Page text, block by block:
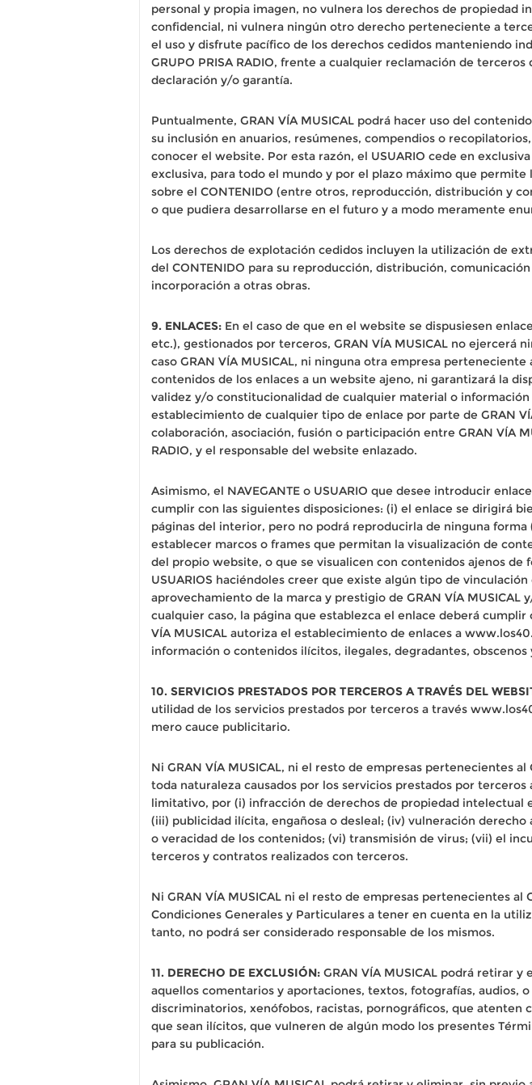
personal y propia imagen, no vulnera los derechos de
confidencial, ni vulnera ningún otro derecho perteneciente a
el uso y disfrute pacífico de los derechos cedidos manteniendo
GRUPO PRISA RADIO, frente a cualquier reclamación de
declaración y/o garantía.
Puntualmente, GRAN VÍA MUSICAL podrá hacer uso del
su inclusión en anuarios, resúmenes, compendios o
conocer el website. Por esta razón, el USUARIO cede en
exclusiva, para todo el mundo y por el plazo máximo que
sobre el CONTENIDO (entre otros, reproducción, distribución y
o que pudiera desarrollarse en el futuro y a modo meramente
Los derechos de explotación cedidos incluyen la utilización de
del CONTENIDO para su reproducción, distribución,
incorporación a otras obras.
9. ENLACES: En el caso de que en el website se dispusiesen
etc.), gestionados por terceros, GRAN VÍA MUSICAL no
caso GRAN VÍA MUSICAL, ni ninguna otra empresa
contenidos de los enlaces a un website ajeno, ni garantizará la
validez y/o constitucionalidad de cualquier material o
establecimiento de cualquier tipo de enlace por parte de GRAN
colaboración, asociación, fusión o participación entre GRAN VÍA
RADIO, y el responsable del website enlazado.
Asimismo, el NAVEGANTE o USUARIO que desee introducir
cumplir con las siguientes disposiciones: (i) el enlace se dirigirá
páginas del interior, pero no podrá reproducirla de ninguna
establecer marcos o frames que permitan la visualización de
del propio website, o que se visualicen con contenidos ajenos de
USUARIOS haciéndoles creer que existe algún tipo de
aprovechamiento de la marca y prestigio de GRAN VÍA MUSICAL
cualquier caso, la página que establezca el enlace deberá
VÍA MUSICAL autoriza el establecimiento de enlaces a
información o contenidos ilícitos, ilegales, degradantes,
10. SERVICIOS PRESTADOS POR TERCEROS A TRAVÉS DEL
utilidad de los servicios prestados por terceros a través
mero cauce publicitario.
Ni GRAN VÍA MUSICAL, ni el resto de empresas pertenecientes
toda naturaleza causados por los servicios prestados por
limitativo, por (i) infracción de derechos de propiedad
(iii) publicidad ilícita, engañosa o desleal; (iv) vulneración
o veracidad de los contenidos; (vi) transmisión de virus; (vii) el
terceros y contratos realizados con terceros.
Ni GRAN VÍA MUSICAL ni el resto de empresas pertenecientes al
Condiciones Generales y Particulares a tener en cuenta en la
tanto, no podrá ser considerado responsable de los mismos.
11. DERECHO DE EXCLUSIÓN: GRAN VÍA MUSICAL podrá retirar
aquellos comentarios y aportaciones, textos, fotografías, audios,
discriminatorios, xenófobos, racistas, pornográficos, que atenten
que sean ilícitos, que vulneren de algún modo los presentes
para su publicación.